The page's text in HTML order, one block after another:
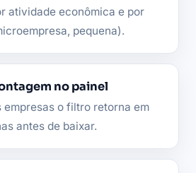
atividade econômica e por
pequena).
no painel
empresas o filtro retorna em
antes de baixar.